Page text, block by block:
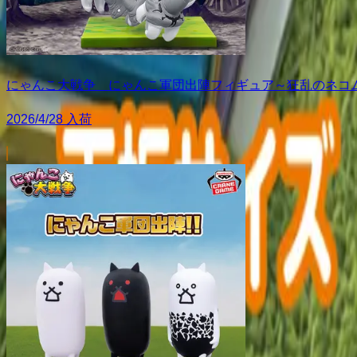
にゃんこ大戦争 にゃんこ軍団出陣フィギュア～狂乱のネコ
2026/4/28 入荷